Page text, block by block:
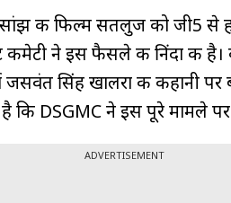
की फिल्म सतलुज को जी5 से
कमेटी ने इस फैसले की निंदा की
जसवंत सिंह खालरा की कहानी
कि DSGMC ने इस पूरे मामले पर
ADVERTISEMENT